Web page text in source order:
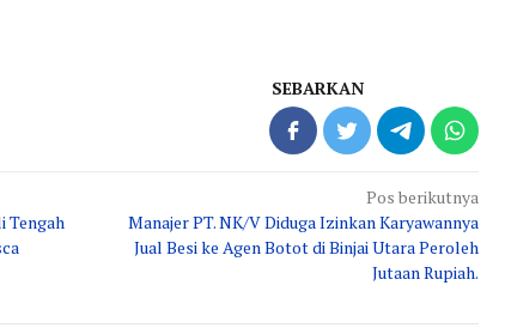
SEBARKAN
Tengah
Pos berikutnya
Manajer PT. NK/V Diduga Izinkan Karyawannya
Jual Besi ke Agen Botot di Binjai Utara Peroleh
Jutaan Rupiah.